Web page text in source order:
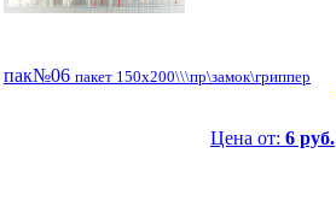
пак№06 пакет 150x200\\\пр\замок\гриппер
Цена от: 6 руб.